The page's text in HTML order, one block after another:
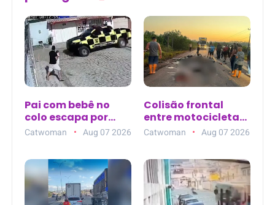
Pai com bebê no
colo escapa por
segundos de
durante
perseguição em Rio
Largo (AL)
Catwoman Aug 07 2026
Colisão frontal
entre motocicletas
deixa quatro
mortos na PA-151,
policiais militares
no Pará
Catwoman Aug 07 2026